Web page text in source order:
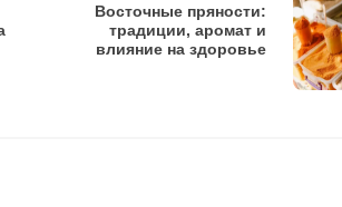
Восточные пряности:
традиции, аромат и
влияние на здоровье